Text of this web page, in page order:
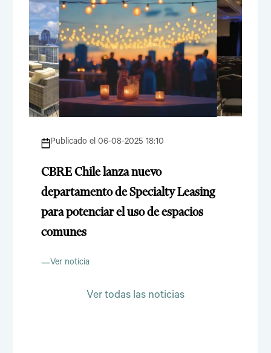
Publicado el 06-08-2025 18:10
CBRE Chile lanza nuevo
departamento de Specialty Leasing
para potenciar el uso de espacios
comunes
Ver noticia
Ver todas las noticias